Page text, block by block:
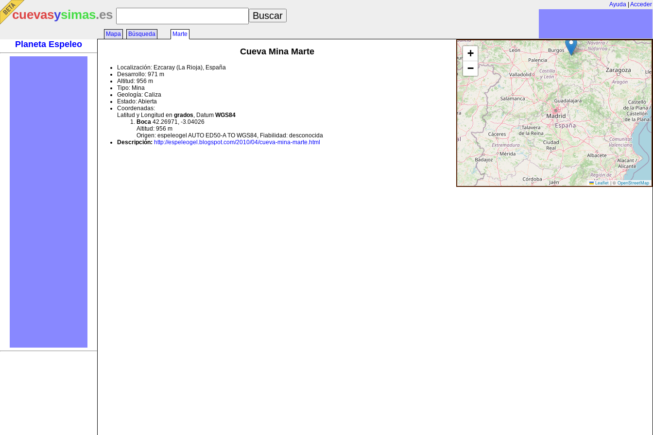
Ayuda Acceder
cuevasysimas.es
Planeta Espeleo
Mapa Búsqueda Marte
+
−
Leaflet | © OpenStreetMap
Cueva Mina Marte
Localización: Ezcaray (La Rioja), España
Desarrollo: 971 m
Altitud: 956 m
Tipo: Mina
Geología: Caliza
Estado: Abierta
Coordenadas:
Latitud y Longitud en grados, Datum WGS84
Boca 42.26971, -3.04026
Altitud: 956 m
Origen: espeleogel AUTO ED50-A TO WGS84, Fiabilidad: desconocida
Descripción: http://espeleogel.blogspot.com/2010/04/cueva-mina-marte.html